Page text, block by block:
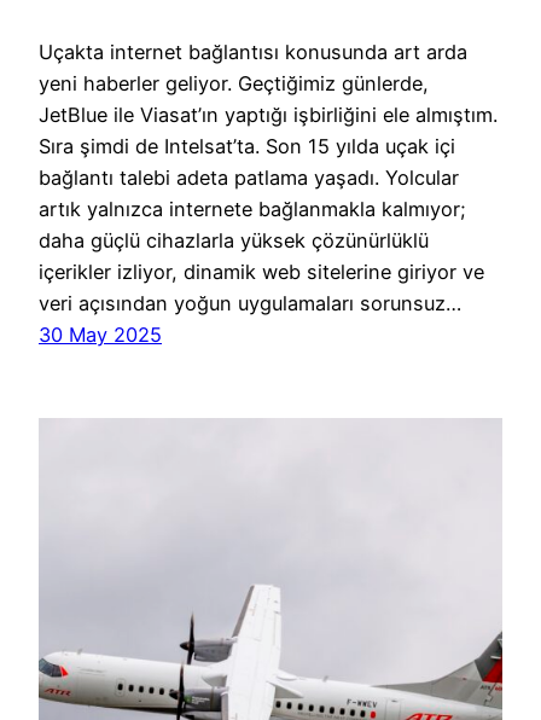
Uçakta internet bağlantısı konusunda art arda
yeni haberler geliyor. Geçtiğimiz günlerde,
JetBlue ile Viasat’ın yaptığı işbirliğini ele almıştım.
Sıra şimdi de Intelsat’ta. Son 15 yılda uçak içi
bağlantı talebi adeta patlama yaşadı. Yolcular
artık yalnızca internete bağlanmakla kalmıyor;
daha güçlü cihazlarla yüksek çözünürlüklü
içerikler izliyor, dinamik web sitelerine giriyor ve
veri açısından yoğun uygulamaları sorunsuz…
30 May 2025